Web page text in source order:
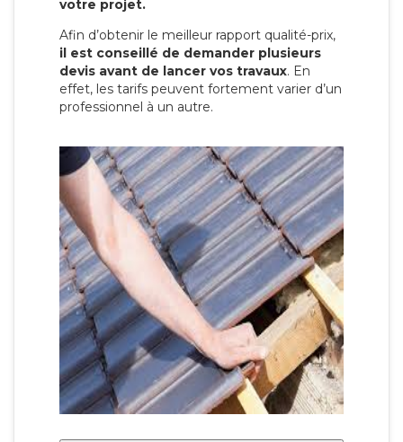
votre projet.
Afin d’obtenir le meilleur rapport qualité-prix,
il est conseillé de demander plusieurs
devis avant de lancer vos travaux. En
effet, les tarifs peuvent fortement varier d’un
professionnel à un autre.